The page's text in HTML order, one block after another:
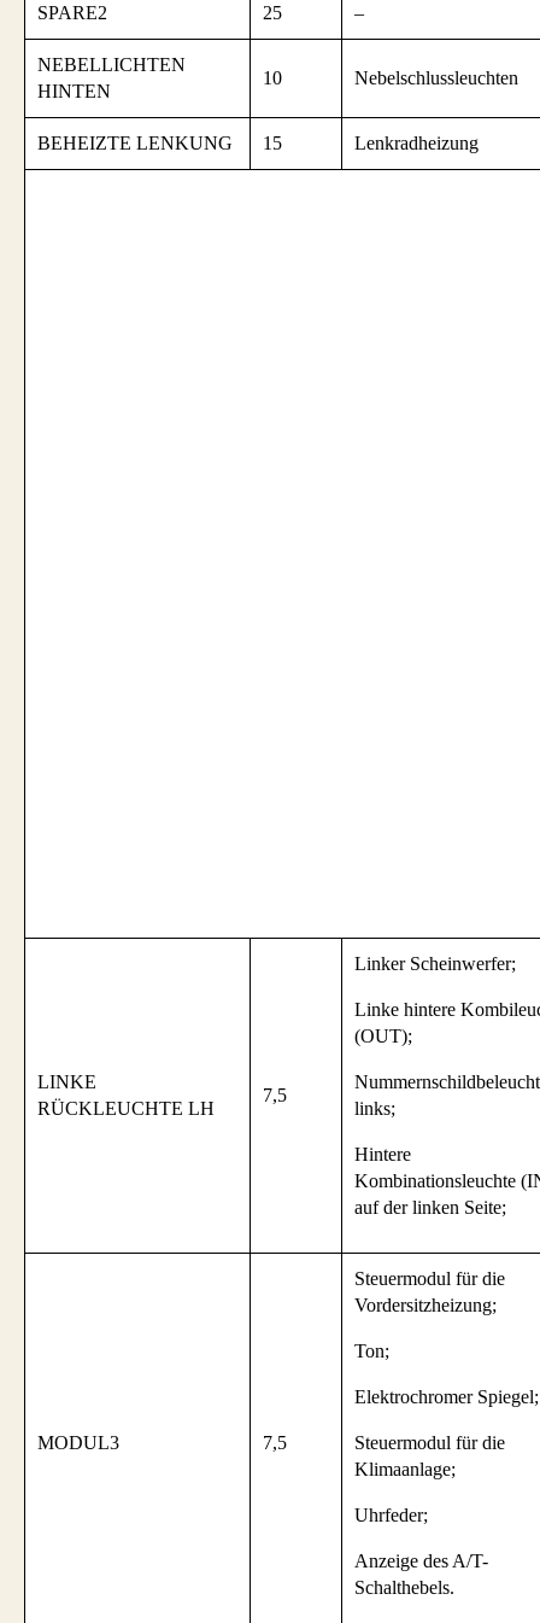
SPARE2 25 –
NEBELLICHTEN
HINTEN
10 Nebelschlussleuchten
BEHEIZTE LENKUNG 15 Lenkradheizung
LINKE
RÜCKLEUCHTE LH
7,5
Linker Scheinwerfer;
Linke hintere
(OUT);
links;
Hintere
Kombinationsleuchte
auf der linken Seite;
MODUL3 7,5
Steuermodul für die
Vordersitzheizung;
Ton;
Elektrochromer Spiegel;
Steuermodul für die
Klimaanlage;
Uhrfeder;
Anzeige des A/T-
Schalthebels.